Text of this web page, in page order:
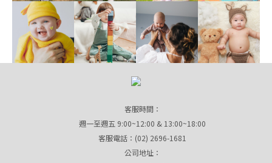
客服時間：
週一至週五 9:00~12:00 & 13:00~18:00
客服電話：(02) 2696-1681
公司地址：